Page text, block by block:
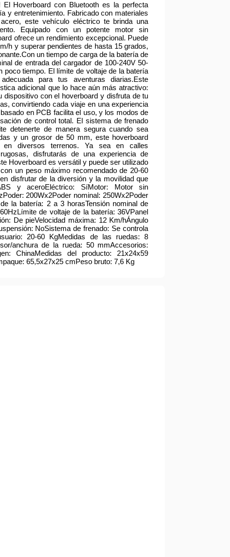
El Hoverboard con Bluetooth es la perfecta
y entretenimiento. Fabricado con materiales
este vehículo eléctrico te brinda una
Equipado con un potente motor sin
ofrece un rendimiento excepcional. Puede
h y superar pendientes de hasta 15 grados,
un tiempo de carga de la batería de
de entrada del cargador de 100-240V 50-
poco tiempo. El límite de voltaje de la batería
para tus aventuras diarias.Este
adicional que lo hace aún más atractivo:
dispositivo con el hoverboard y disfruta de tu
convirtiendo cada viaje en una experiencia
en PCB facilita el uso, y los modos de
de control total. El sistema de frenado
detenerte de manera segura cuando sea
y un grosor de 50 mm, este hoverboard
en diversos terrenos. Ya sea en calles
disfrutarás de una experiencia de
Hoverboard es versátil y puede ser utilizado
un peso máximo recomendado de 20-60
disfrutar de la diversión y la movilidad que
ABS y aceroEléctrico: SíMotor: Motor sin
200Wx2Poder nominal: 250Wx2Poder
la batería: 2 a 3 horasTensión nominal de
de voltaje de la batería: 36VPanel
De pieVelocidad máxima: 12 Km/hÁngulo
NoSistema de frenado: Se controla
20-60 KgMedidas de las ruedas: 8
anchura de la rueda: 50 mmAccesorios:
ChinaMedidas del producto: 21x24x59
65,5x27x25 cmPeso bruto: 7,6 Kg